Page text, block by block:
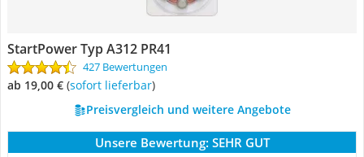
StartPower Typ A312 PR41
427 Bewertungen
ab 19,00 € ( Sofort lieferbar)
Preisvergleich und weitere Angebote
Unsere Bewertung: SEHR GUT